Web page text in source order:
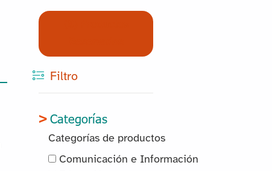
Filtro
Categorías
Categorías de productos
Comunicación e Información